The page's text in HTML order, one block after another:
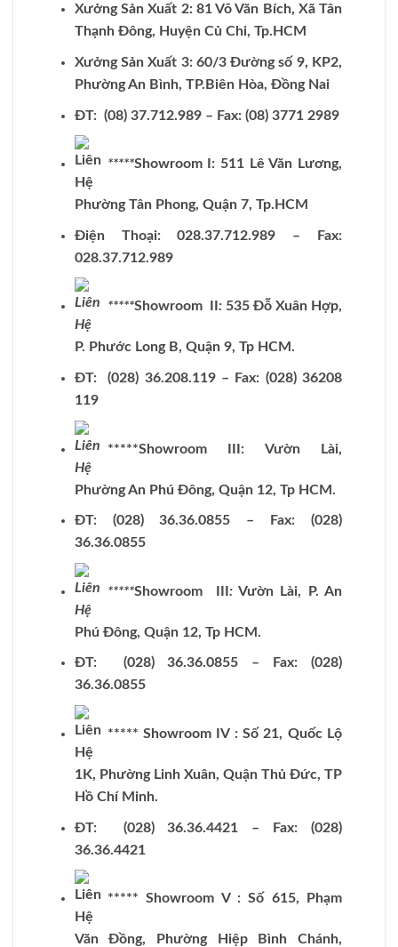
Xưởng Sản Xuất 2: 81 Võ Văn Bích, Xã Tân
Thạnh Đông, Huyện Củ Chi, Tp.HCM
Xưởng Sản Xuất 3: 60/3 Đường số 9, KP2,
Phường An Bình, TP.Biên Hòa, Đồng Nai
ĐT: (08) 37.712.989 – Fax: (08) 3771 2989
*****Showroom I: 511 Lê Văn Lương,
Phường Tân Phong, Quận 7, Tp.HCM
Điện Thoại: 028.37.712.989 – Fax:
028.37.712.989
*****Showroom II :535 Đỗ Xuân Hợp,
P. Phước Long B, Quận 9, Tp HCM.
ĐT: (028) 36.208.119 – Fax: (028) 36208
119
*****Showroom III: Vườn Lài,
Phường An Phú Đông, Quận 12, Tp HCM.
ĐT: (028) 36.36.0855 – Fax: (028)
36.36.0855
*****Showroom III :Vườn Lài, P. An
Phú Đông, Quận 12, Tp HCM.
ĐT: (028) 36.36.0855 – Fax: (028)
36.36.0855
***** Showroom IV : Số 21, Quốc Lộ
1K, Phường Linh Xuân, Quận Thủ Đức, TP
Hồ Chí Minh.
ĐT: (028) 36.36.4421 – Fax: (028)
36.36.4421
***** Showroom V : Số 615, Phạm
Văn Đồng, Phường Hiệp Bình Chánh,